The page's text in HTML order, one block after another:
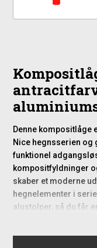
Denne kompositlåge
Nice hegnsserien og
funktionel
kompositfyldninger
skaber et moderne
hegnelementer i
alustolper, så du får